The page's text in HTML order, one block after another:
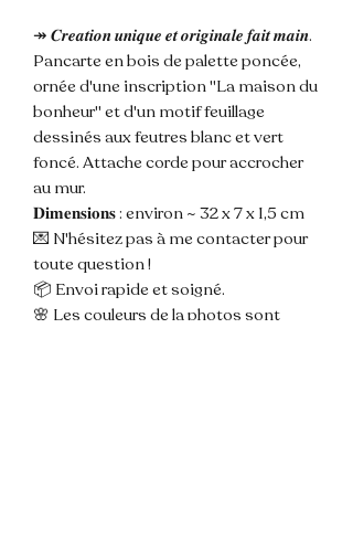
↠ 𝑪𝒓𝒆𝒂𝒕𝒊𝒐𝒏 𝒖𝒏𝒊𝒒𝒖𝒆 𝒆𝒕 𝒐𝒓𝒊𝒈𝒊𝒏𝒂𝒍𝒆 𝒇𝒂𝒊𝒕 𝒎𝒂𝒊𝒏.
Pancarte en bois de palette poncée,
ornée d'une inscription "La maison du
bonheur" et d'un motif feuillage
dessinés aux feutres blanc et vert
foncé. Attache corde pour accrocher
au mur.
𝐃𝐢𝐦𝐞𝐧𝐬𝐢𝐨𝐧𝐬 : environ ~ 32 x 7 x 1,5 cm
💌 N'hésitez pas à me contacter pour
toute question !
📦 Envoi rapide et soigné.
🌸 Les couleurs de la photos sont